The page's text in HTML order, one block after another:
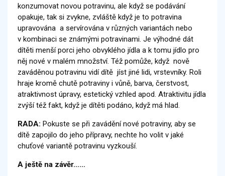
konzumovat novou potravinu, ale když se podávání
opakuje, tak si zvykne, zvláště když je to potravina
upravována a servírována v různých variantách nebo
v kombinaci se známými potravinami. Je výhodné dát
dítěti menší porci jeho obvyklého jídla a k tomu jídlo pro
něj nové v malém množství. Též pomůže, když nově
zaváděnou potravinu vidí dítě jíst jiné lidi, vrstevníky. Roli
hraje kromě chutě potraviny i vůně, barva, čerstvost,
atraktivnost úpravy, estetický vzhled apod. Atraktivitu jídla
zvýší též fakt, když je dítěti podáno, když má hlad.
RADA: Pokuste se při zavádění nové potraviny, aby se
dítě zapojilo do jeho přípravy, nechte ho volit v jaké
chuťové variantě potravinu vyzkouší.
A ještě na závěr……